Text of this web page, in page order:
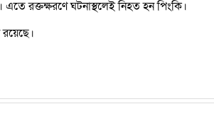
রক্তক্ষরণে ঘটনাস্থলেই নিহত হন পিংকি।